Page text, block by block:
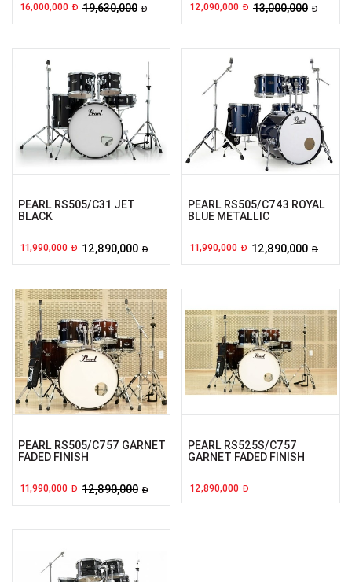
16,000,000 Đ 19,630,000 Đ 12,090,000 Đ 13,000,000 Đ
PEARL RS505/C31 JET
BLACK
11,990,000 Đ 12,890,000 Đ
PEARL RS505/C743 ROYAL
BLUE METALLIC
11,990,000 Đ 12,890,000 Đ
PEARL RS505/C757 GARNET
FADED FINISH
11,990,000 Đ 12,890,000 Đ
PEARL RS525S/C757
GARNET FADED FINISH
12,890,000 Đ